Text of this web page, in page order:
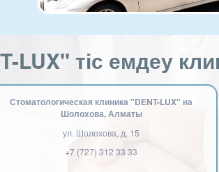
LUX" тіс емдеу
Стоматологическая клиника "DENT-LUX" на
Шолохова, Алматы
ул. Шолохова, д. 15
+7 (727) 312 33 33